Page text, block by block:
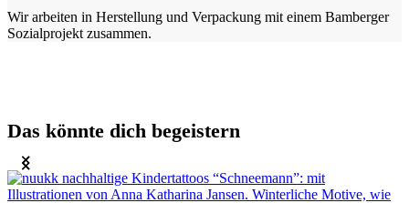
Wir arbeiten in Herstellung und Verpackung mit einem Bamberger
Sozialprojekt zusammen.
Das könnte dich begeistern